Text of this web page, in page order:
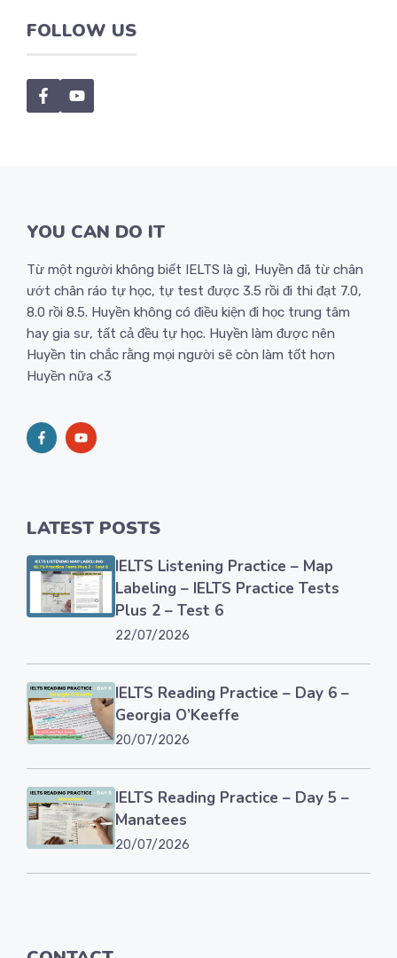
FOLLOW US
YOU CAN DO IT
Từ một người không biết IELTS là gì, Huyền đã từ chân
ướt chân ráo tự học, tự test được 3.5 rồi đi thi đạt 7.0,
8.0 rồi 8.5. Huyền không có điều kiện đi học trung tâm
hay gia sư, tất cả đều tự học. Huyền làm được nên
Huyền tin chắc rằng mọi người sẽ còn làm tốt hơn
Huyền nữa <3
LATEST POSTS
IELTS Listening Practice – Map
Labeling – IELTS Practice Tests
Plus 2 – Test 6
22/07/2026
IELTS Reading Practice – Day 6 –
Georgia O’Keeffe
20/07/2026
IELTS Reading Practice – Day 5 –
Manatees
20/07/2026